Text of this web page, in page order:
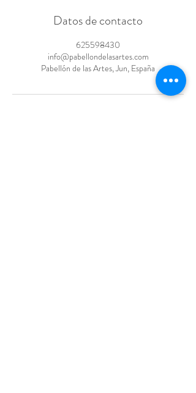
Datos de contacto
625598430
info@pabellondelasartes.com
Pabellón de las Artes, Jun, España